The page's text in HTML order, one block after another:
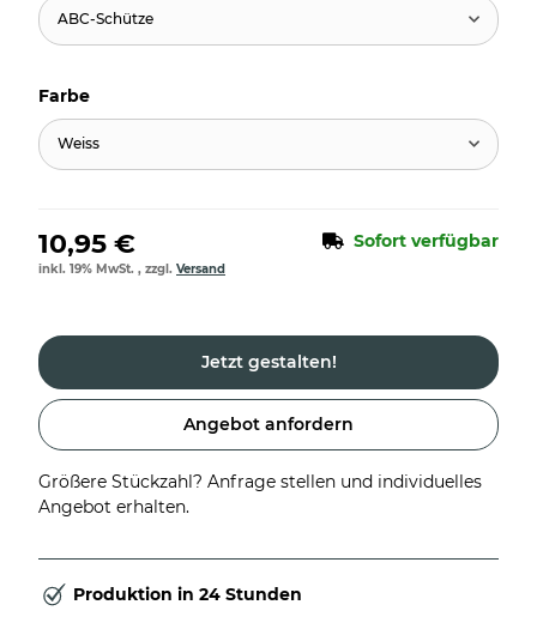
ABC-Schütze
Farbe
Weiss
10,95 € Sofort verfügbar
inkl. 19% MwSt. , zzgl. Versand
Jetzt gestalten!
Angebot anfordern
Größere Stückzahl? Anfrage stellen und individuelles
Angebot erhalten.
Produktion in 24 Stunden